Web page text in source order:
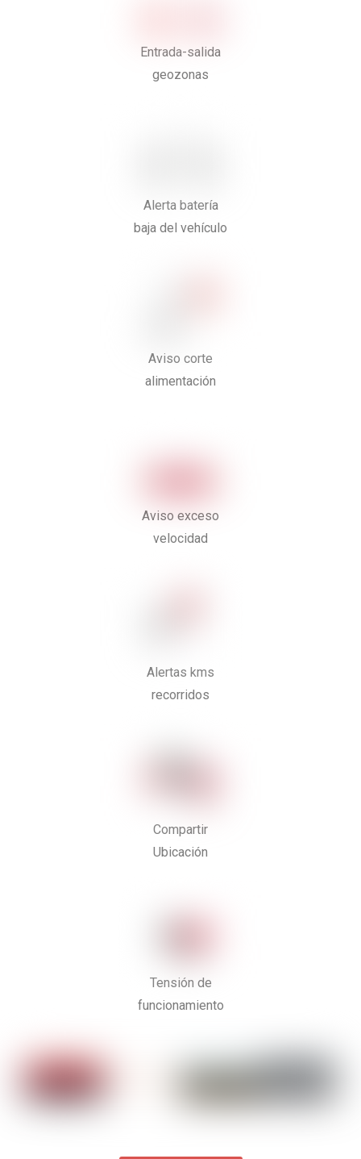
Entrada-salida
geozonas
Alerta batería
baja del vehículo
Aviso corte
alimentación
Aviso exceso
velocidad
Alertas kms
recorridos
Compartir
Ubicación
Tensión de
funcionamiento